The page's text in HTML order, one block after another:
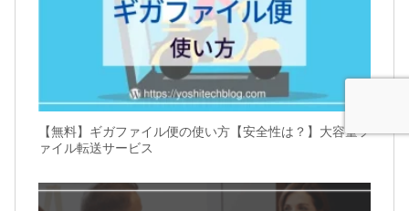
【無料】ギガファイル便の使い方【安全性は？】大容量フ
ァイル転送サービス